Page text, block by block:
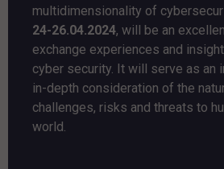
multidimensionality of
24-26.04.2024, will be an
exchange experiences and
cyber security. It will serve as an
in-depth consideration of the
challenges, risks and threats to
world.